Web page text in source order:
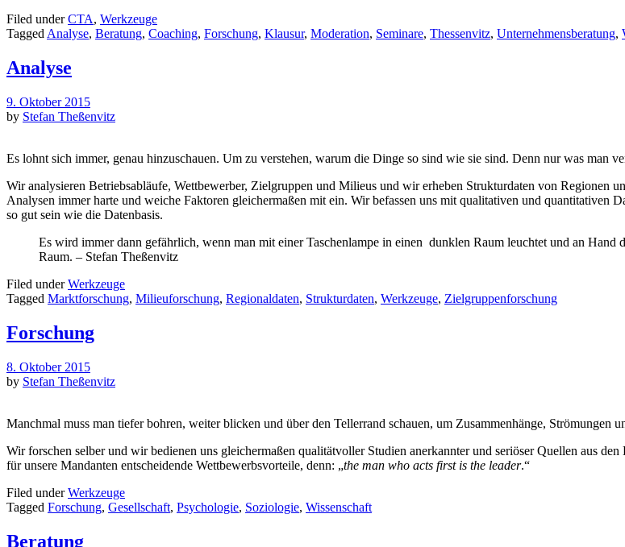
Filed underCTA, Werkzeuge
Tagged Analyse, Beratung, Coaching, Forschung, Klausur, Moderation, Seminare, Thessenvitz, Unternehmensberatung,
Analyse
9. Oktober 2015
by Stefan Theßenvitz
Es lohnt sich immer, genau hinzuschauen. Um zu verstehen, warum die Dinge so sind wie sie sind. Denn nur was man
Wir analysieren Betriebsabläufe, Wettbewerber, Zielgruppen und Milieus und wir erheben Strukturdaten von Regionen
Analysen immer harte und weiche Faktoren gleichermaßen mit ein. Wir befassen uns mit qualitativen und quantitativen
so gut sein wie die Datenbasis.
Es wird immer dann gefährlich, wenn man mit einer Taschenlampe in einen dunklen Raum leuchtet und an
Raum. – Stefan Theßenvitz
Filed underWerkzeuge
Tagged Marktforschung, Milieuforschung, Regionaldaten, Strukturdaten, Werkzeuge, Zielgruppenforschung
Forschung
8. Oktober 2015
by Stefan Theßenvitz
Manchmal muss man tiefer bohren, weiter blicken und über den Tellerrand schauen, um Zusammenhänge, Strömungen
Wir forschen selber und wir bedienen uns gleichermaßen qualitätvoller Studien anerkannter und seriöser Quellen aus
für unsere Mandanten entscheidende Wettbewerbsvorteile, denn: „the man who acts first is the leader.“
Filed underWerkzeuge
Tagged Forschung, Gesellschaft, Psychologie, Soziologie, Wissenschaft
Beratung